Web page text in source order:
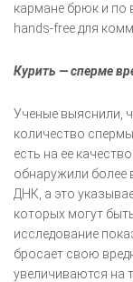
кармане брюк и по
hands-free для
Курить — сперме
Ученые выяснили,
количество
есть на ее
обнаружили более
ДНК, а это
которых могут
исследование
бросает свою
увеличиваются на